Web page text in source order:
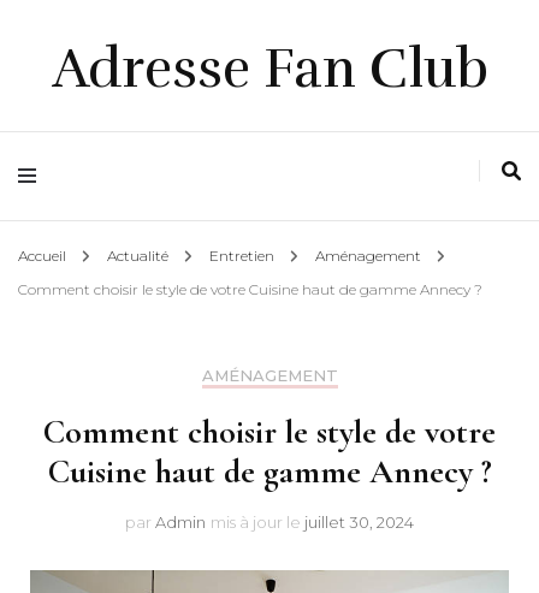
Adresse Fan Club
Accueil Actualité Entretien
Aménagement
Comment choisir le style de votre Cuisine haut de gamme Annecy ?
AMÉNAGEMENT
Comment choisir le style de votre
Cuisine haut de gamme Annecy ?
par Admin mis à jour le juillet 30, 2024